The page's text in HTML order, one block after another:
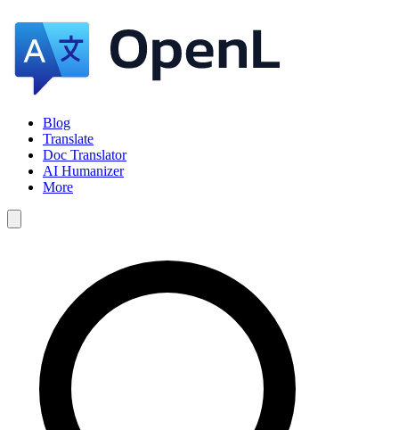
Blog
Translate
Doc Translator
AI Humanizer
More